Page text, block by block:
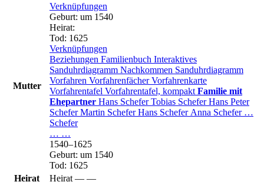
Mutter
Verknüpfungen
Geburt: um 1540
Heirat:
Tod: 1625
Verknüpfungen
Beziehungen Familienbuch Interaktives
Sanduhrdiagramm Nachkommen Sanduhrdiagramm
Vorfahren VorfahrenfächerVorfahrenkarte
Vorfahrentafel Vorfahrentafel, kompakt Familie mit
Ehepartner Hans Schefer Tobias Schefer Hans Peter
Schefer Martin Schefer Hans Schefer Anna Schefer …
Schefer
… …
1540–1625
Geburt: um 1540
Tod: 1625
Heirat
Heirat — —